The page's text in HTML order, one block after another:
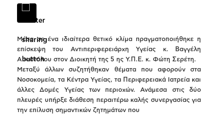
Μέσα σε ένα ιδιαίτερα θετικό κλίμα πραγματοποιήθηκε η
επίσκεψη του Αντιπεριφερειάρχη Υγείας κ. Βαγγέλη
Αποστόλου στον Διοικητή της 5 ης Υ.Π.Ε. κ. Φώτη Σερέτη.
Μεταξύ άλλων συζητήθηκαν θέματα που αφορούν στα
Νοσοκομεία, τα Κέντρα Υγείας, τα Περιφερειακά Ιατρεία και
άλλες Δομές Υγείας των περιοχών. Ανάμεσα στις δύο
πλευρές υπήρξε διάθεση περαιτέρω καλής συνεργασίας για
την επίλυση σημαντικών ζητημάτων που